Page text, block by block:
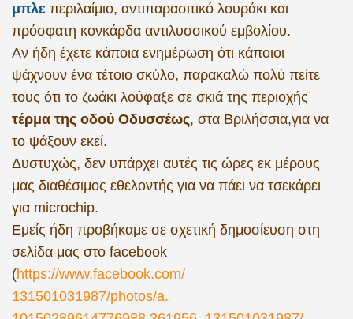
μπλε περιλαίμιο, αντιπαρασιτικό λουράκι και
πρόσφατη κονκάρδα αντιλυσσικού εμβολίου.
Αν ήδη έχετε κάποια ενημέρωση ότι κάποιοι
ψάχνουν ένα τέτοιο σκύλο, παρακαλώ πολύ πείτε
τους ότι το ζωάκι λούφαξε σε σκιά της περιοχής
τέρμα της οδού Οδυσσέως, ​ στα Βριλήσσια,​για να
το ψάξουν εκεί.
Δυστυχώς, δεν υπάρχει αυτές τις ώρες εκ μέρους
μας διαθέσιμος εθελοντής για να πάει να τσεκάρει
για microchip.
Εμείς ήδη προβήκαμε σε σχετική δημοσίευση στη
σελίδα μας στο facebook
(https://www.facebook.com/
131501031987/photos/a.